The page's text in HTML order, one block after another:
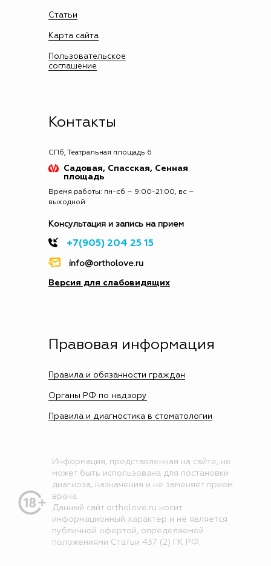
Статьи
Карта сайта
Пользовательское
соглашение
Контакты
СПб, Театральная площадь 6
Садовая, Спасская, Сенная
площадь
Время работы: пн-сб – 9:00-21:00, вс –
выходной
Консультация и запись на прием
+7(905) 204 25 15
info@ortholove.ru
Версия для слабовидящих
Правовая информация
Правила и обязанности граждан
Органы РФ по надзору
Правила и диагностика в стоматологии
Информация, представленная на сайте, не
может быть использована для постановки
диагноза, назначения и не заменяет прием
врача.
Данный сайт ortholove.ru носит
информационный характер и не является
публичной офертой, определяемой
положениями Статьи 437 (2) ГК РФ.